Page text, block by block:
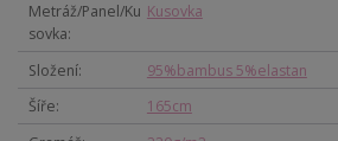
Metráž/Panel/Ku
sovka
Kusovka
Složení
95%bambus 5%elastan
Šíře
165cm